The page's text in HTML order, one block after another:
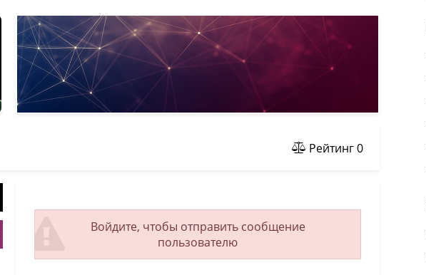
Рейтинг0
Войдите, чтобы отправить сообщение
пользователю